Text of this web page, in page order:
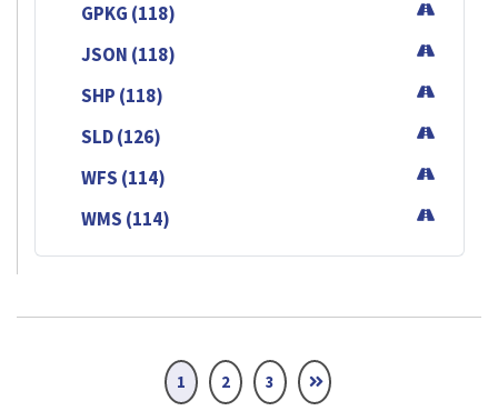
GPKG (118)
JSON (118)
SHP (118)
SLD (126)
WFS (114)
WMS (114)
1 2 3